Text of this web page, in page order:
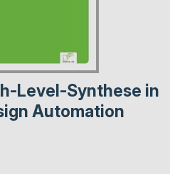
Level-Synthese in
Automation